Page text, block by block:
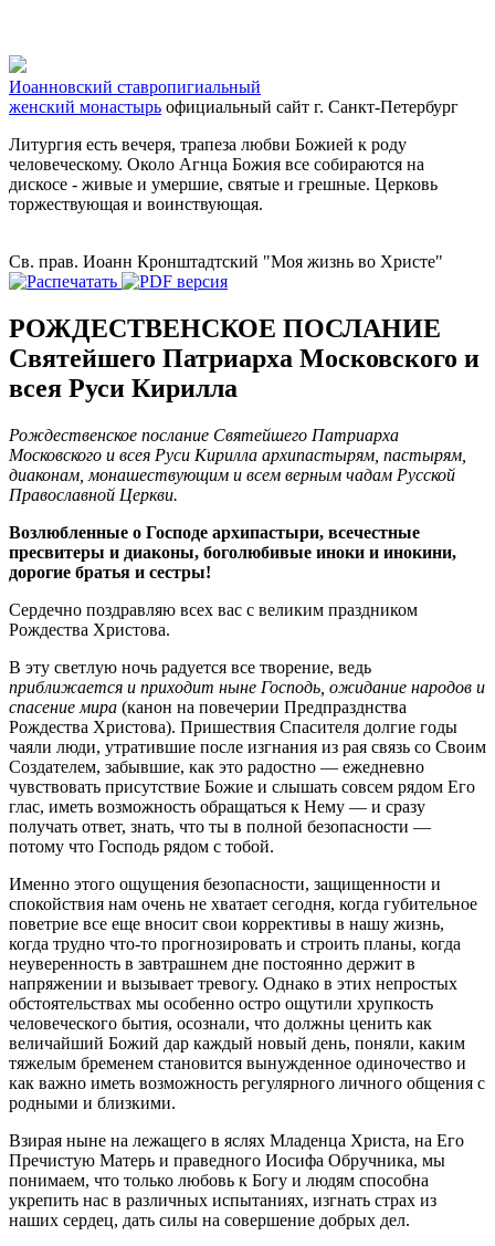
Иоанновский ставропигиальный
женский монастырь официальный сайт г. Санкт-Петербург
Литургия есть вечеря, трапеза любви Божией к роду
человеческому. Около Агнца Божия все собираются на
дискосе - живые и умершие, святые и грешные. Церковь
торжествующая и воинствующая.
Св. прав. Иоанн Кронштадтский "Моя жизнь во Христе"
РОЖДЕСТВЕНСКОЕ ПОСЛАНИЕ
Святейшего Патриарха Московского и
всея Руси Кирилла
Рождественское послание Святейшего Патриарха
Московского и всея Руси Кирилла архипастырям, пастырям,
диаконам, монашествующим и всем верным чадам Русской
Православной Церкви.
Возлюбленные о Господе архипастыри, всечестные
пресвитеры и диаконы, боголюбивые иноки и инокини,
дорогие братья и сестры!
Сердечно поздравляю всех вас с великим праздником
Рождества Христова.
В эту светлую ночь радуется все творение, ведь
приближается и приходит ныне Господь, ожидание народов и
спасение мира (канон на повечерии Предпразднства
Рождества Христова). Пришествия Спасителя долгие годы
чаяли люди, утратившие после изгнания из рая связь со Своим
Создателем, забывшие, как это радостно — ежедневно
чувствовать присутствие Божие и слышать совсем рядом Его
глас, иметь возможность обращаться к Нему — и сразу
получать ответ, знать, что ты в полной безопасности —
потому что Господь рядом с тобой.
Именно этого ощущения безопасности, защищенности и
спокойствия нам очень не хватает сегодня, когда губительное
поветрие все еще вносит свои коррективы в нашу жизнь,
когда трудно что-то прогнозировать и строить планы, когда
неуверенность в завтрашнем дне постоянно держит в
напряжении и вызывает тревогу. Однако в этих непростых
обстоятельствах мы особенно остро ощутили хрупкость
человеческого бытия, осознали, что должны ценить как
величайший Божий дар каждый новый день, поняли, каким
тяжелым бременем становится вынужденное одиночество и
как важно иметь возможность регулярного личного общения с
родными и близкими.
Взирая ныне на лежащего в яслях Младенца Христа, на Его
Пречистую Матерь и праведного Иосифа Обручника, мы
понимаем, что только любовь к Богу и людям способна
укрепить нас в различных испытаниях, изгнать страх из
наших сердец, дать силы на совершение добрых дел.